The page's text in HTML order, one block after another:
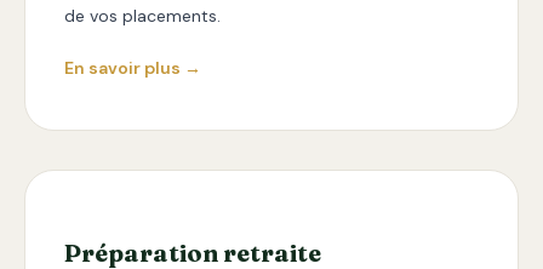
de vos placements.
En savoir plus →
Préparation retraite